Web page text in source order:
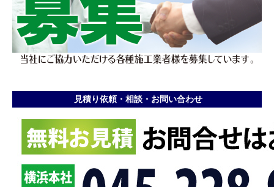
見積り依頼・相談・お問い合わせ